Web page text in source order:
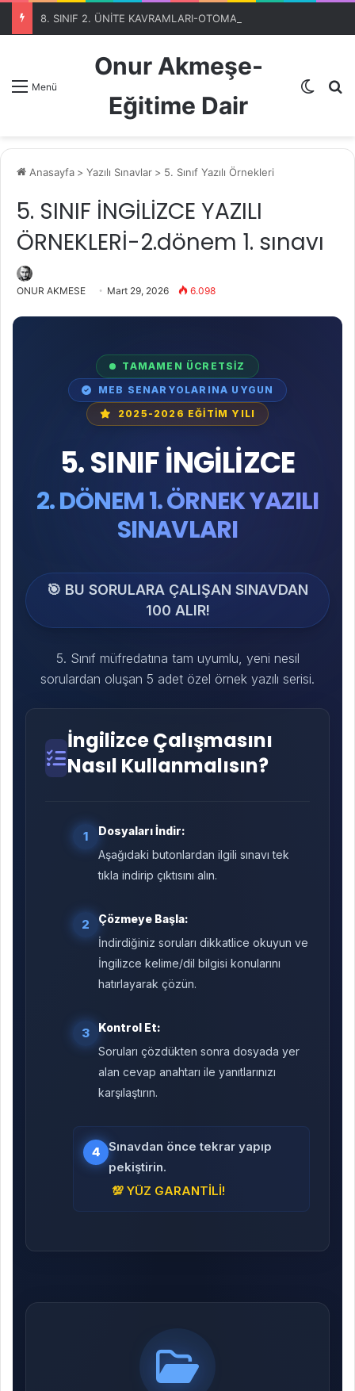
Menü
Onur Akmeşe-
Eğitime Dair
Dış
Anasayfa > Yazılı Sınavlar > 5. Sınıf Yazılı Örnekleri
5. SINIF İNGİLİZCE YAZILI
ÖRNEKLERİ-2.dönem 1. sınavı
ONUR AKMESE Mart 29, 2026 6.098
TAMAMEN ÜCRETSİZ
MEB SENARYOLARINA UYGUN
2025-2026 EĞİTİM YILI
5. SINIF İNGİLİZCE
2. DÖNEM 1. ÖRNEK YAZILI
SINAVLARI
🎯 BU SORULARA ÇALIŞAN SINAVDAN
100 ALIR!
5. Sınıf müfredatına tam uyumlu, yeni nesil
sorulardan oluşan 5 adet özel örnek yazılı serisi.
İngilizce Çalışmasını
Nasıl Kullanmalısın?
1
Dosyaları İndir:
Aşağıdaki butonlardan ilgili sınavı tek
tıkla indirip çıktısını alın.
2
Çözmeye Başla:
İndirdiğiniz soruları dikkatlice okuyun ve
İngilizce kelime/dil bilgisi konularını
hatırlayarak çözün.
3
Kontrol Et:
Soruları çözdükten sonra dosyada yer
alan cevap anahtarı ile yanıtlarınızı
karşılaştırın.
4 Sınavdan önce tekrar yapıp
pekiştirin.
💯 YÜZ GARANTİLİ!